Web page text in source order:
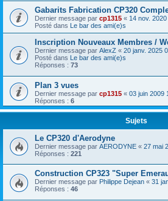
Gabarits Fabrication CP320
Dernier message par cp1315 « 14 nov.
Posté dans Le bar des ami(e)s
Inscription Nouveaux Membres /
Dernier message par AlexZ « 20 janv. 2025
Posté dans Le bar des ami(e)s
Réponses : 73
Plan 3 vues
Dernier message par cp1315 « 03 juin 2009
Réponses : 6
Sujets
Le CP320 d'Aerodyne
Dernier message par AERODYNE « 27 mai
Réponses : 221
Construction CP323 "Super
Dernier message par Philippe Dejean « 31
Réponses : 46